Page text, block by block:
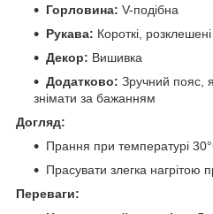
Горловина: V-подібна
Рукава: Короткі, розклешені
Декор: Вишивка
Додатково: Зручний пояс,
знімати за бажанням
Догляд:
Прання при температурі
Прасувати злегка нагрітою
Переваги: